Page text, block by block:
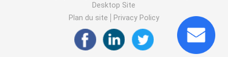
Système d'onduleur solaire domestique
Lithium Ion Battery de véhicule électrique
Desktop Site
Plan du site
Privacy Policy